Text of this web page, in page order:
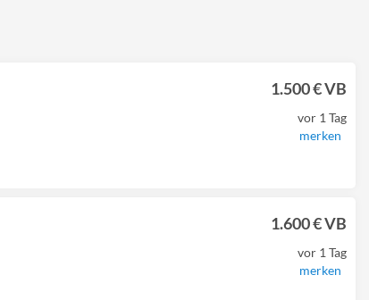
1.500 € VB
vor 1 Tag
merken
1.600 € VB
vor 1 Tag
merken